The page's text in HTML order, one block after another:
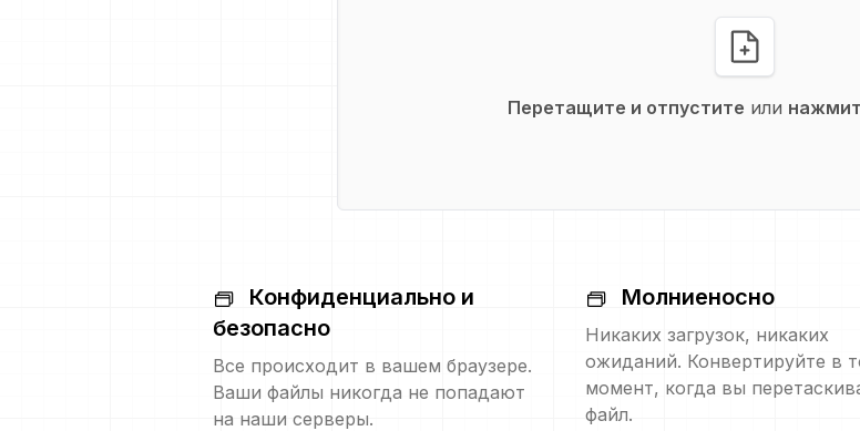
Перетащите и отпустите или
Конфиденциально и
безопасно
Все происходит в вашем браузере.
Ваши файлы никогда не попадают
на наши серверы.
Молниеносно
Никаких загрузок, никаких
ожиданий. Конвертируйте в
момент, когда вы
файл.